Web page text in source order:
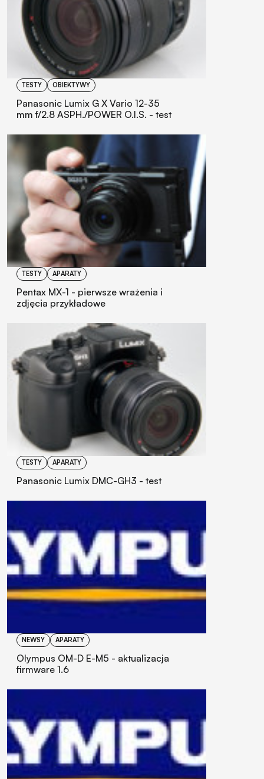
TESTY OBIEKTYWY
Panasonic Lumix G X Vario 12-35
mm f/2.8 ASPH./POWER O.I.S. - test
TESTY APARATY
Pentax MX-1 - pierwsze wrażenia i
zdjęcia przykładowe
TESTY APARATY
Panasonic Lumix DMC-GH3 - test
NEWSY APARATY
Olympus OM-D E-M5 - aktualizacja
firmware 1.6